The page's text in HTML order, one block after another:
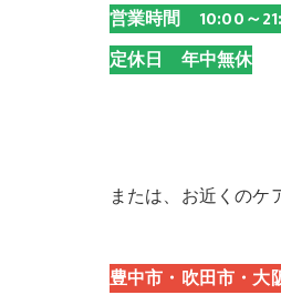
営業時間 10:00～
定休日 年中無休
または、お近くのケ
豊中市・吹田市・